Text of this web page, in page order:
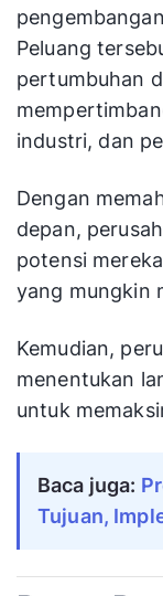
Peluang
pertumbuhan
industri, dan
Dengan
depan,
potensi
yang mungkin
Kemudian,
menentukan
untuk
Baca juga:
Tujuan,